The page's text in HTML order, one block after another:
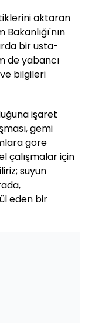
aktaran
bir usta-
de yabancı
bilgileri
işaret
gemi
göre
çalışmalar için
suyun
eden bir